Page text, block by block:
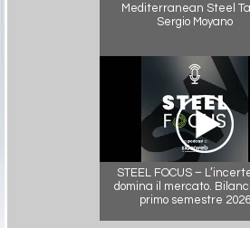
Mediterranean Steel
Sergio Moyano
STEEL FOCUS –
domina il mercato.
primo semestre 2026